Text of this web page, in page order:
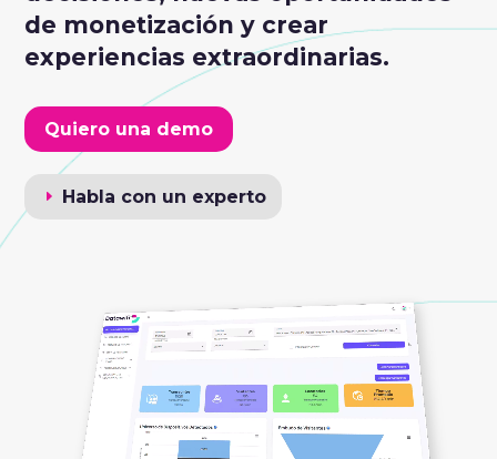
de monetización y crear
experiencias extraordinarias.
Quiero una demo
Habla con un experto